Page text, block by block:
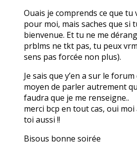
Ouais je comprends ce que tu
pour moi, mais saches que si
bienvenue. Et tu ne me
prblms ne tkt pas, tu peux
sens pas forcée non plus).
Je sais que y’en a sur le
moyen de parler autrement
faudra que je me renseigne..
merci bcp en tout cas, oui
toi aussi !!
Bisous bonne soirée